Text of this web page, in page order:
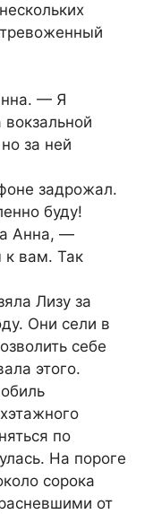
— Я
за ней
задрожал.
буду!
Анна, —
вам. Так
Лизу за
Они сели в
себе
этого.
по
На пороге
сорока
от